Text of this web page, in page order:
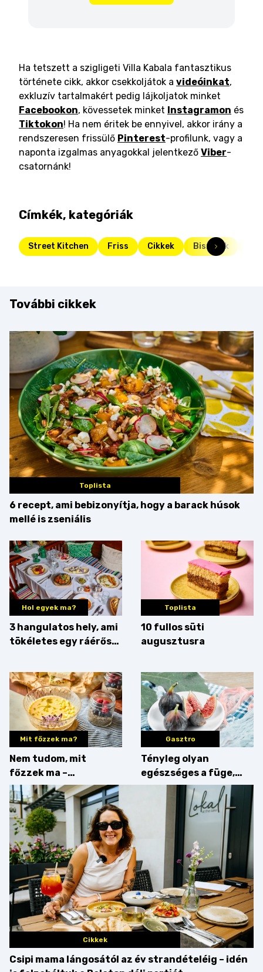
Ha tetszett a szigligeti Villa Kabala fantasztikus
története cikk, akkor csekkoljátok a videóinkat,
exkluzív tartalmakért pedig lájkoljatok minket
Facebookon, kövessetek minket Instagramon és
Tiktokon! Ha nem éritek be ennyivel, akkor irány a
rendszeresen frissülő Pinterest-profilunk, vagy a
naponta izgalmas anyagokkal jelentkező Viber-
csatornánk!
Címkék, kategóriák
Street Kitchen Friss Cikkek Bisztrók
További cikkek
Toplista
6 recept, ami bebizonyítja, hogy a barack húsok
mellé is zseniális
Hol egyek ma?
3 hangulatos hely, ami
tökéletes egy ráérős
Toplista
10 fullos süti
augusztusra
Mit főzzek ma?
Nem tudom, mit
főzzek ma –
Villámgyors menü
Gasztro
Tényleg olyan
egészséges a füge,
mint amilyennek
gondoljuk?
Cikkek
Csipi mama lángosától az év strandételéig – idén